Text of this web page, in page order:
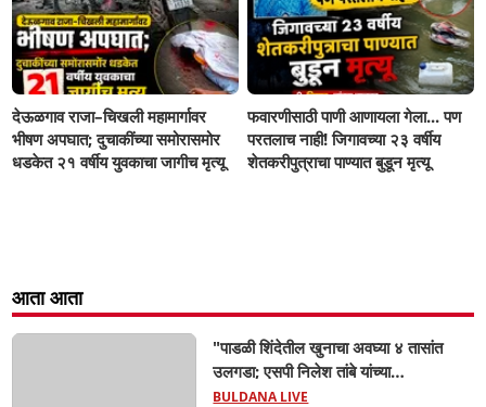
देऊळगाव राजा–चिखली महामार्गावर
भीषण अपघात; दुचाकींच्या समोरासमोर
धडकेत २१ वर्षीय युवकाचा जागीच मृत्यू
फवारणीसाठी पाणी आणायला गेला... पण
परतलाच नाही! जिगावच्या २३ वर्षीय
शेतकरीपुत्राचा पाण्यात बुडून मृत्यू
आता आता
"पाडळी शिंदेतील खुनाचा अवघ्या ४ तासांत
उलगडा; एसपी निलेश तांबे यांच्या
मार्गदर्शनाखाली ठाणेदार रुपेश शक्करगेंची
BULDANA LIVE